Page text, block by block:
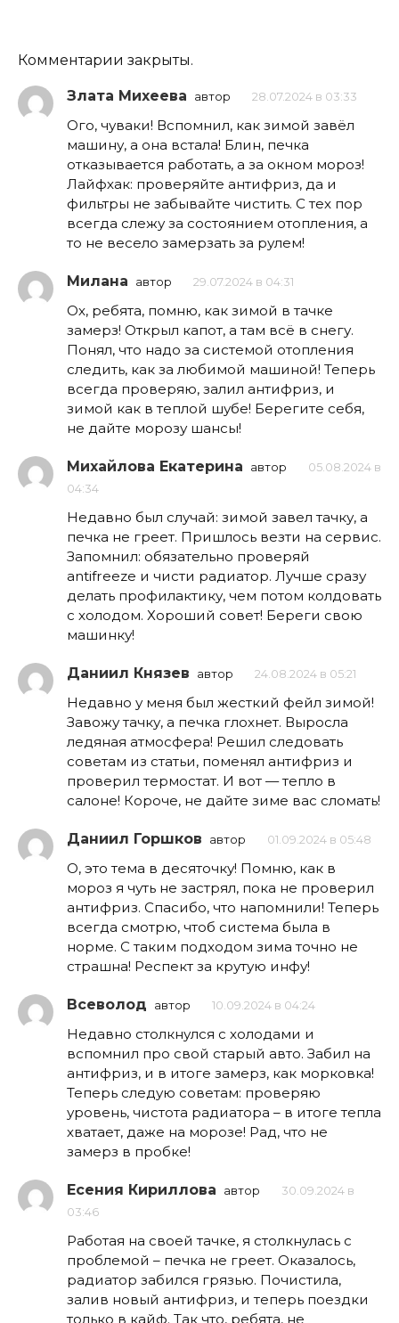
Комментарии закрыты.
Злата Михеева автор 28.07.2024 в 03:33
Ого, чуваки! Вспомнил, как зимой завёл
машину, а она встала! Блин, печка
отказывается работать, а за окном мороз!
Лайфхак: проверяйте антифриз, да и
фильтры не забывайте чистить. С тех пор
всегда слежу за состоянием отопления, а
то не весело замерзать за рулем!
Милана автор 29.07.2024 в 04:31
Ох, ребята, помню, как зимой в тачке
замерз! Открыл капот, а там всё в снегу.
Понял, что надо за системой отопления
следить, как за любимой машиной! Теперь
всегда проверяю, залил антифриз, и
зимой как в теплой шубе! Берегите себя,
не дайте морозу шансы!
Михайлова Екатерина автор
05.08.2024 в
04:34
Недавно был случай: зимой завел тачку, а
печка не греет. Пришлось везти на сервис.
Запомнил: обязательно проверяй
antifreeze и чисти радиатор. Лучше сразу
делать профилактику, чем потом колдовать
с холодом. Хороший совет! Береги свою
машинку!
Даниил Князев автор 24.08.2024 в 05:21
Недавно у меня был жесткий фейл зимой!
Завожу тачку, а печка глохнет. Выросла
ледяная атмосфера! Решил следовать
советам из статьи, поменял антифриз и
проверил термостат. И вот — тепло в
салоне! Короче, не дайте зиме вас сломать!
Даниил Горшков автор 01.09.2024 в 05:48
О, это тема в десяточку! Помню, как в
мороз я чуть не застрял, пока не проверил
антифриз. Спасибо, что напомнили! Теперь
всегда смотрю, чтоб система была в
норме. С таким подходом зима точно не
страшна! Респект за крутую инфу!
Всеволод автор 10.09.2024 в 04:24
Недавно столкнулся с холодами и
вспомнил про свой старый авто. Забил на
антифриз, и в итоге замерз, как морковка!
Теперь следую советам: проверяю
уровень, чистота радиатора – в итоге тепла
хватает, даже на морозе! Рад, что не
замерз в пробке!
Есения Кириллова автор
30.09.2024 в
03:46
Работая на своей тачке, я столкнулась с
проблемой – печка не греет. Оказалось,
радиатор забился грязью. Почистила,
залив новый антифриз, и теперь поездки
только в кайф. Так что, ребята, не